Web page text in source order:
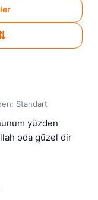
Standart
yüzden
oda güzel dir